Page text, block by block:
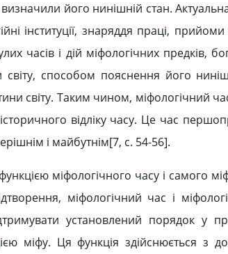
визначили його нинішній стан.
інституції, знаряддя праці,
часів і дій міфологічних предків,
способом пояснення його
світу. Таким чином,
відліку часу. Це час
і майбутнім[7, c. 54-56].
міфологічного часу і самого
міфологічний час і
установлений порядок у
міфу. Ця функція здійснюється з